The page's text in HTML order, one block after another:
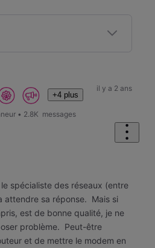
+4 plus
• 2.8K messages
il y a 2 ans
spécialiste des réseaux (entre
attendre sa réponse. Mais si
est de bonne qualité, je ne
problème. Peut-être
et de mettre le modem en